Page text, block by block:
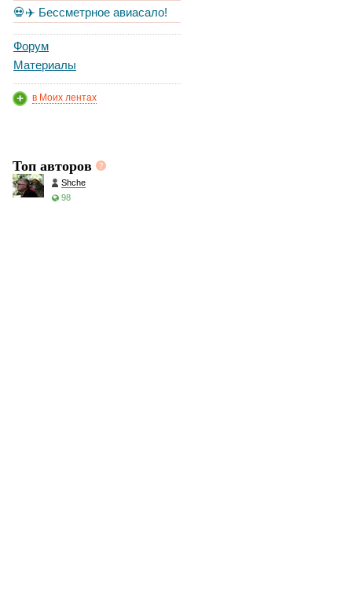
💀✈️ Бессметрное авиасало!
Форум
Материалы
в Моих лентах
Топ авторов
Shche
98